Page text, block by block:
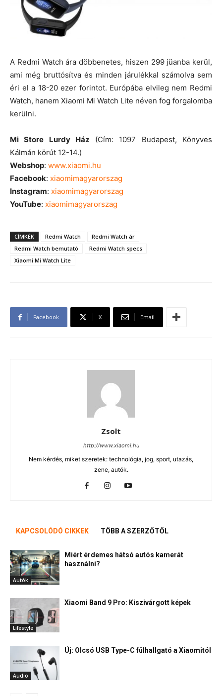
A Redmi Watch ára döbbenetes, hiszen 299 jüanba kerül,
ami még bruttósítva és minden járulékkal számolva sem
éri el a 18-20 ezer forintot. Európába elvileg nem Redmi
Watch, hanem Xiaomi Mi Watch Lite néven fog forgalomba
kerülni.
Mi Store Lurdy Ház (Cím: 1097 Budapest, Könyves
Kálmán körút 12-14.)
Webshop: www.xiaomi.hu
Facebook: xiaomimagyarorszag
Instagram: xiaomimagyarorszag
YouTube: xiaomimagyarorszag
CÍMKÉK Redmi Watch
Redmi Watch ár
Redmi Watch bemutató
Redmi Watch specs
Xiaomi Mi Watch Lite
Facebook X Email
Zsolt
http://www.xiaomi.hu
Nem kérdés, miket szeretek: technológia, jog, sport, utazás,
zene, autók.
KAPCSOLÓDÓ CIKKEK TÖBB A SZERZŐTŐL
Autók
Miért érdemes hátsó autós kamerát
használni?
Lifestyle
Xiaomi Band 9 Pro: Kiszivárgott képek
Audio
Új: Olcsó USB Type-C fülhallgató a Xiaomitól